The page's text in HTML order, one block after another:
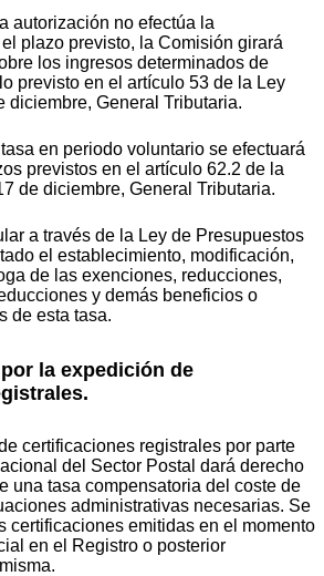
autorización no efectúa la
plazo previsto, la Comisión girará
los ingresos determinados de
previsto en el artículo 53 de la Ley
diciembre, General Tributaria.
en periodo voluntario se efectuará
previstos en el artículo 62.2 de la
de diciembre, General Tributaria.
a través de la Ley de Presupuestos
el establecimiento, modificación,
de las exenciones, reducciones,
y demás beneficios o
de esta tasa.
la expedición de
certificaciones registrales por parte
del Sector Postal dará derecho
una tasa compensatoria del coste de
administrativas necesarias. Se
certificaciones emitidas en el momento
en el Registro o posterior